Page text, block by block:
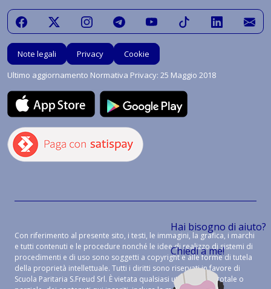
Hai bisogno di aiuto?
Chiedi a me!
Note legali Privacy
Cookie
Ultimo aggiornamento Normativa Privacy: 25 Maggio 2018
Con riferimento al presente sito, i testi, le immagini, la grafica, i marchi
e tutti contenuti e le procedure nonché le idee di realizzo di sistemi di
procedimenti e di uso sono soggetti a copyright e alle forme di tutela
della proprietà intellettuale. Tutti i diritti sono riservati in favore di
Scuola Paritaria S.Freud Srl. È vietata qualsiasi utilizzazione, totale o